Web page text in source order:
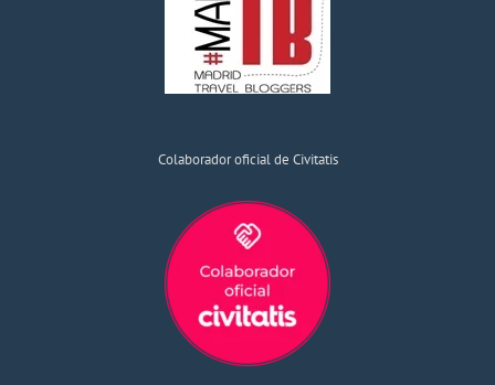
Colaborador oficial de Civitatis